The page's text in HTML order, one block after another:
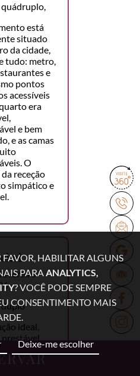
está
situado
da cidade,
tudo: metro,
e
pontos
acessíveis
era
e bem
e as camas
O
receção
simpático e
ideal,
prestável,
almoço
lavandaria,
HABILITAR ALGUNS
PARAANALYTICS,
? VOCÊ PODE SEMPRE
CONSENTIMENTO MAIS
Deixe-me escolher